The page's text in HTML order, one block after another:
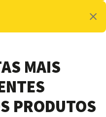
MAIS
PRODUTOS